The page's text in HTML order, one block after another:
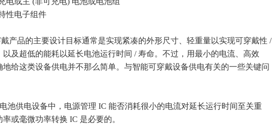
性电子组件
产品的主要设计目标通常是实现紧凑的外形尺寸、轻重量以实现可穿戴性 /
以及超低的能耗以延长电池运行时间 / 寿命。不过，用最小的电流、高效
地给这类设备供电并不那么简单。与智能可穿戴设备供电有关的一些关键问
池供电设备中，电源管理 IC 能否消耗很小的电流对延长运行时间至关重
率或毫微功率转换 IC 是必要的。